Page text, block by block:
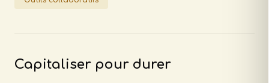
Capitaliser pour durer